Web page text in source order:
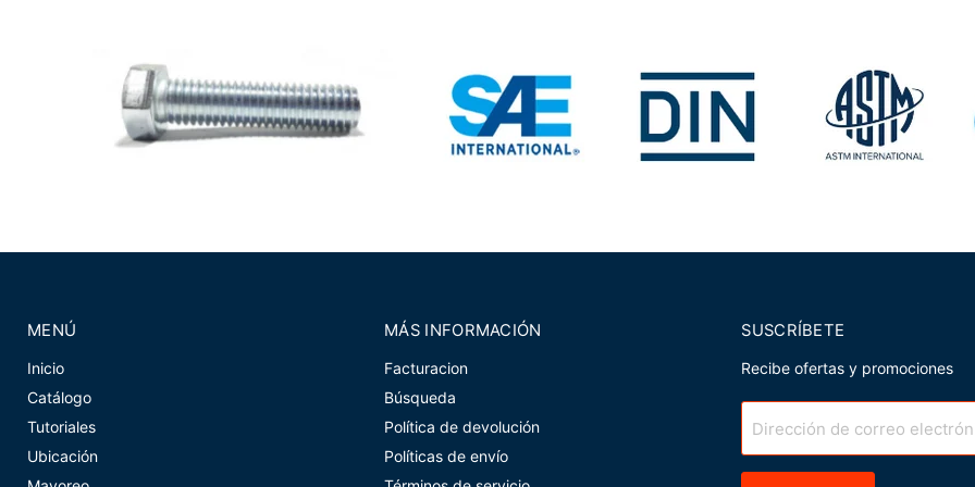
MENÚ
Inicio
Catálogo
Tutoriales
Ubicación
MÁS INFORMACIÓN
Facturacion
Búsqueda
Política de devolución
Políticas de envío
SUSCRÍBETE
Recibe ofertas y promociones
Dirección de correo